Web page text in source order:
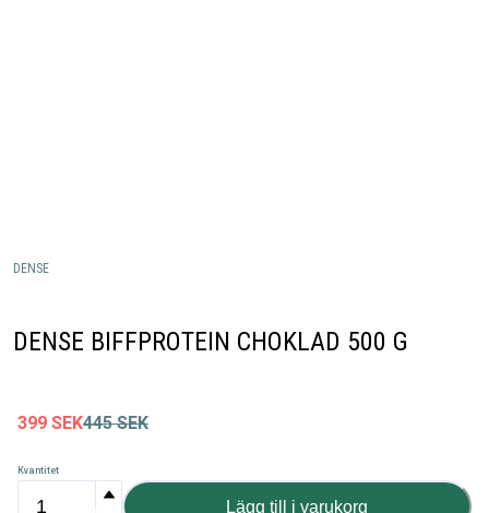
DENSE
DENSE BIFFPROTEIN CHOKLAD 500 G
399 SEK445 SEK
Kvantitet
Lägg till i varukorg